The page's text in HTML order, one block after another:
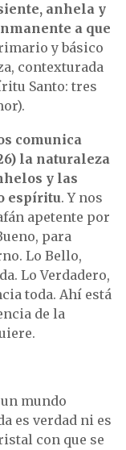
anhela y
a que
y básico
contexturada
Santo: tres
comunica
la naturaleza
y las
espíritu. Y nos
apetente por
para
Lo Bello,
Lo Verdadero,
toda. Ahí está
de la
mundo
es verdad ni es
con que se